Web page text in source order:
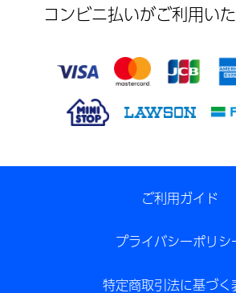
コンビニ払いがご利用いた
ご利用ガイド
プライバシーポリシ
特定商取引法に基づく